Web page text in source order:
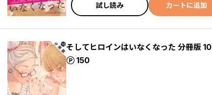
試し読み カートに追加
そしてヒロインはいなくなった 分冊版 10
150
ポイント